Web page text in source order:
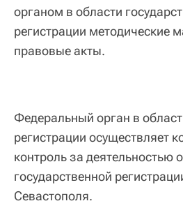
органом в области
регистрации методические
правовые акты.
Федеральный орган в
регистрации осуществляет
контроль за деятельностью
государственной
Севастополя.